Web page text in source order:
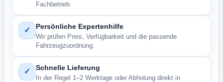
Fachbetrieb.
✓ Persönliche Expertenhilfe
Wir prüfen Preis, Verfügbarkeit und die passende
Fahrzeugzuordnung.
✓ Schnelle Lieferung
In der Regel 1–2 Werktage oder Abholung direkt in